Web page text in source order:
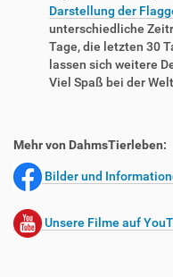
Darstellung der
unterschiedliche
Tage, die letzten 30
lassen sich weitere
Viel Spaß bei der
Mehr von DahmsTierleben:
Bilder und
Unsere Filme auf